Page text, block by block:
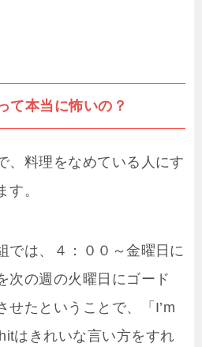
て本当に怖いの？
、料理をなめている人にす
す。
では、４：００～金曜日に
次の週の火曜日にゴード
せたということで、「I’m
はきれいな言い方をすれ